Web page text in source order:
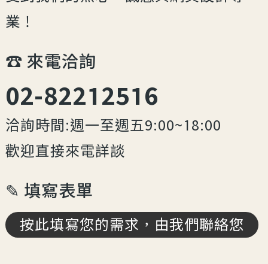
業！
☎︎ 來電洽詢
02-82212516
洽詢時間:週一至週五9:00~18:00
歡迎直接來電詳談
✎ 填寫表單
按此填寫您的需求，由我們聯絡您